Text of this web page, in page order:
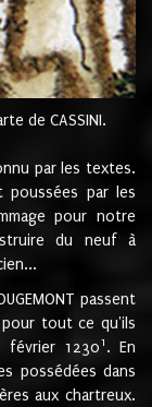
de CASSINI.
par les textes.
par les
pour notre
du neuf à
passent
pour tout ce qu'ils
février 12301 . En
possédées dans
aux chartreux.